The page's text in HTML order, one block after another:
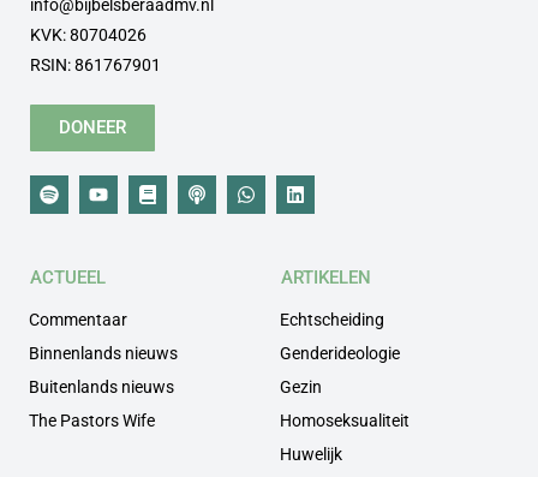
info@bijbelsberaadmv.nl
KVK: 80704026
RSIN: 861767901
DONEER
ACTUEEL
Commentaar
Binnenlands nieuws
Buitenlands nieuws
The Pastors Wife
ARTIKELEN
Echtscheiding
Genderideologie
Gezin
Homoseksualiteit
Huwelijk